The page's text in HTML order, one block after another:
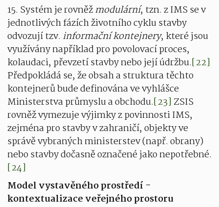
15. Systém je rovněžmodulární, tzn. z IMS se v
jednotlivých fázích životního cyklu stavby
odvozují tzv. informační kontejnery, které jsou
využívány například pro povolovací proces,
kolaudaci, převzetí stavby nebo její údržbu.[22]
Předpokládá se, že obsah a struktura těchto
kontejnerů bude definována ve vyhlášce
Ministerstva průmyslu a obchodu.[23] ZSIS
rovněž vymezuje výjimky z povinnosti IMS,
zejména pro stavby v zahraničí, objekty ve
správě vybraných ministerstev (např. obrany)
nebo stavby dočasně označené jako nepotřebné.
[24]
Model vystavěného prostředí -
kontextualizace veřejného prostoru